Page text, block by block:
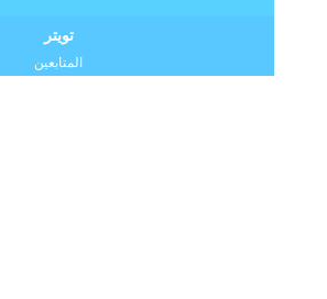
تويتر
المتابعين